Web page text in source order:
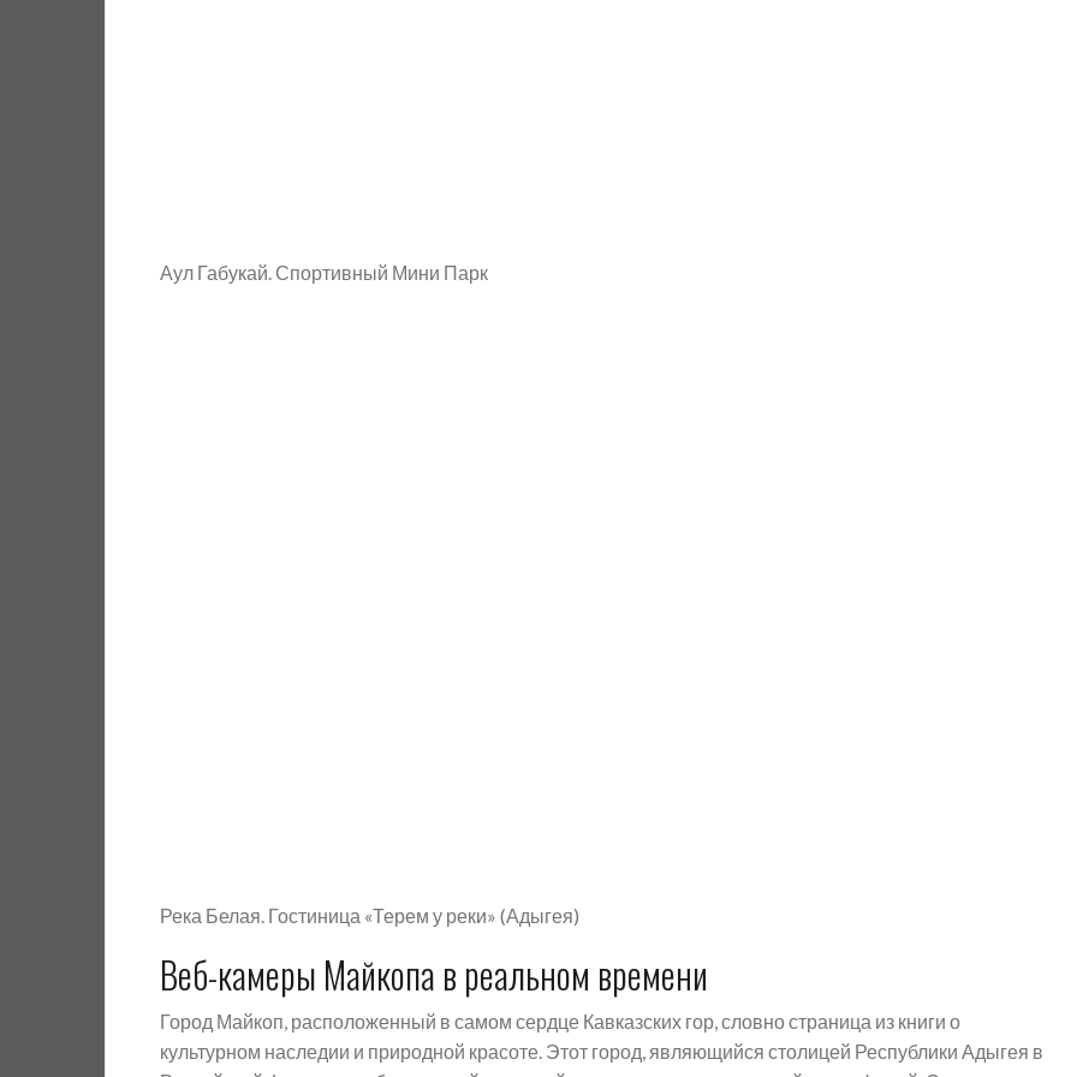
Аул Габукай. Спортивный Мини Парк
Река Белая. Гостиница «Терем у реки» (Адыгея)
Веб-камеры Майкопа в реальном времени
Город Майкоп, расположенный в самом сердце Кавказских гор, словно страница из книги о
культурном наследии и природной красоте. Этот город, являющийся столицей Республики Адыгея в